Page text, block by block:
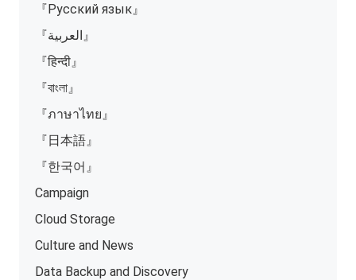
『Русский язык』
『العربية』
『हिन्दी』
『বাংলা』
『ภาษาไทย』
『日本語』
『한국어』
Campaign
Cloud Storage
Culture and News
Data Backup and Discovery